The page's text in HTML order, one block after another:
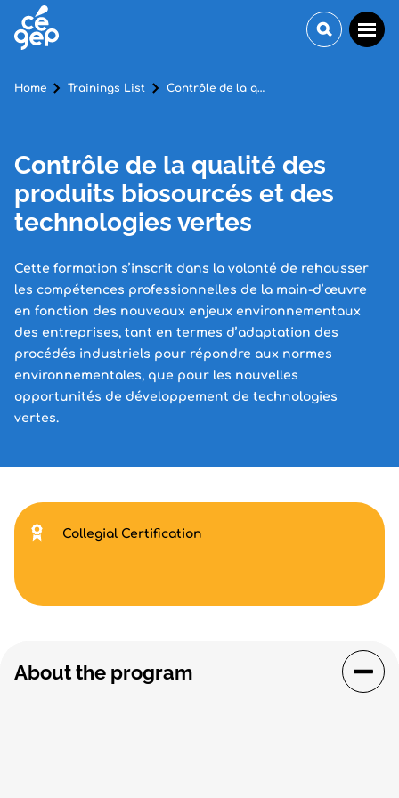
Contrôle de la qualité des
produits biosourcés et des
technologies vertes
Cette formation s’inscrit dans la volonté de rehausser
les compétences professionnelles de la main-d’œuvre
en fonction des nouveaux enjeux environnementaux
des entreprises, tant en termes d’adaptation des
procédés industriels pour répondre aux normes
environnementales, que pour les nouvelles
opportunités de développement de technologies
vertes.
Home Trainings List Contrôle de la qualité des produits biosourcés et des technologies vertes
About the program
Collegial Certification